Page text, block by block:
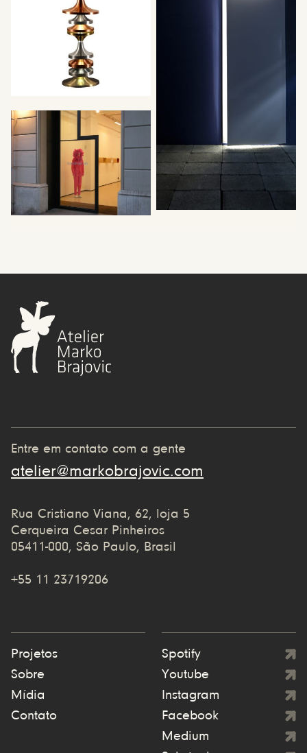
Entre em contato com a gente
atelier@markobrajovic.com
Rua Cristiano Viana, 62, loja 5
Cerqueira Cesar Pinheiros
05411-000, São Paulo, Brasil
+55 11 23719206
Projetos
Sobre
Mídia
Contato
Spotify
Youtube
Instagram
Facebook
Medium